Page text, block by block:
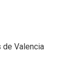
Valencia